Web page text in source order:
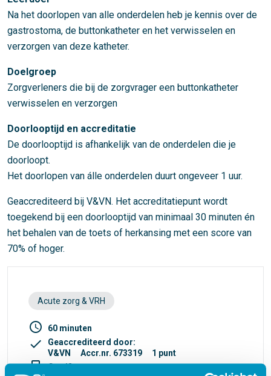
Na het doorlopen van alle onderdelen heb je kennis over de
gastrostoma, de buttonkatheter en het verwisselen en
verzorgen van deze katheter.
Doelgroep
Zorgverleners die bij de zorgvrager een buttonkatheter
verwisselen en verzorgen
Doorlooptijd en accreditatie
De doorlooptijd is afhankelijk van de onderdelen die je
doorloopt.
Het doorlopen van álle onderdelen duurt ongeveer 1 uur.
Geaccrediteerd bij V&VN. Het accreditatiepunt wordt
toegekend bij een doorlooptijd van minimaal 30 minuten én
het behalen van de toets of herkansing met een score van
70% of hoger.
Acute zorg & VRH
access_time 60 minuten
check
Geaccrediteerd door:
V&VN
Accr.nr. 673319 1 punt
turned_in_not Certificaat